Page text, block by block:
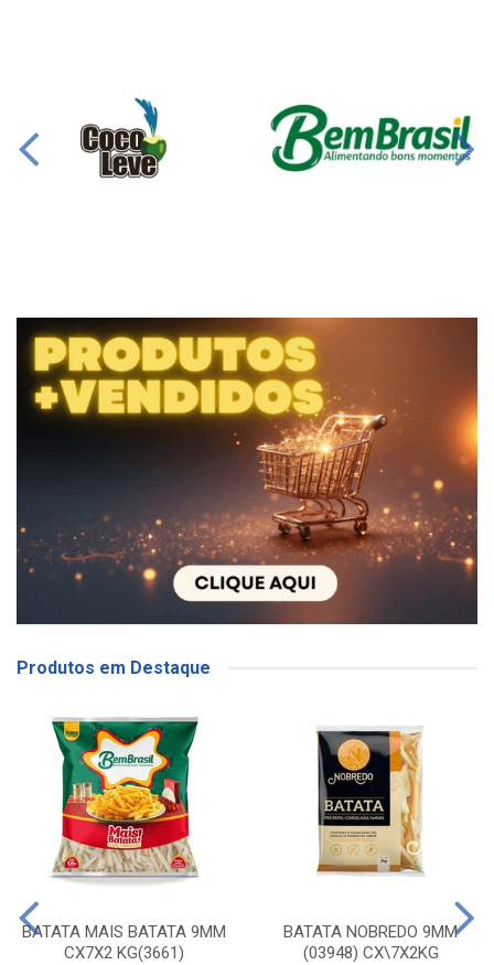
Produtos em Destaque
BATATA MAIS BATATA 9MM
CX7X2 KG(3661)
BATATA NOBREDO 9MM
(03948) CX\7X2KG